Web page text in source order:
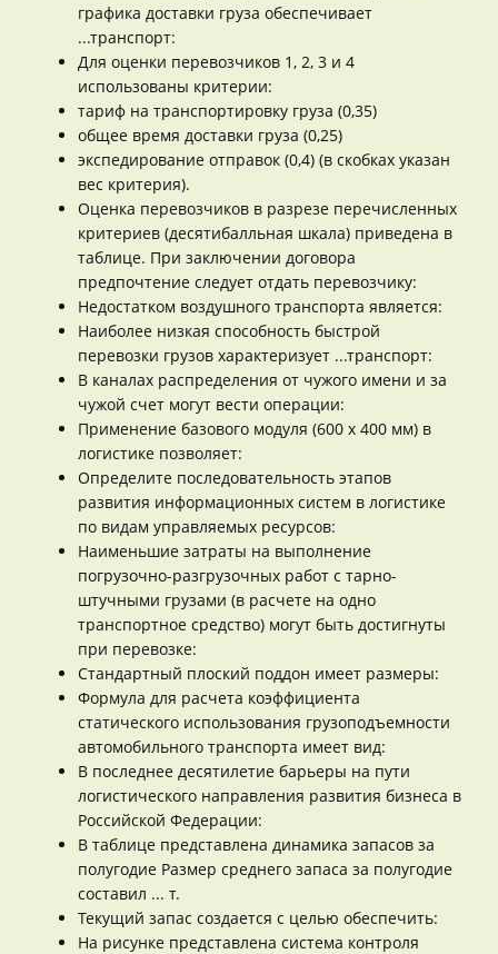
графика доставки груза обеспечивает
...транспорт:
Для оценки перевозчиков 1, 2, 3 и 4
использованы критерии:
тариф на транспортировку груза (0,35)
общее время доставки груза (0,25)
экспедирование отправок (0,4) (в скобках указан
вес критерия).
Оценка перевозчиков в разрезе перечисленных
критериев (десятибалльная шкала) приведена в
таблице. При заключении договора
предпочтение следует отдать перевозчику:
Недостатком воздушного транспорта является:
Наиболее низкая способность быстрой
перевозки грузов характеризует ...транспорт:
В каналах распределения от чужого имени и за
чужой счет могут вести операции:
Применение базового модуля (600 х 400 мм) в
логистике позволяет:
Определите последовательность этапов
развития информационных систем в логистике
по видам управляемых ресурсов:
Наименьшие затраты на выполнение
погрузочно-разгрузочных работ с тарно-
штучными грузами (в расчете на одно
транспортное средство) могут быть достигнуты
при перевозке:
Стандартный плоский поддон имеет размеры:
Формула для расчета коэффициента
статического использования грузоподъемности
автомобильного транспорта имеет вид:
В последнее десятилетие барьеры на пути
логистического направления развития бизнеса в
Российской Федерации:
В таблице представлена динамика запасов за
полугодие Размер среднего запаса за полугодие
составил ... т.
Текущий запас создается с целью обеспечить:
На рисунке представлена система контроля